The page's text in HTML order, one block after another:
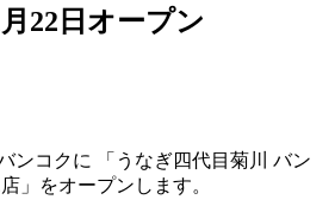
22日オープン
ンコクに 「うなぎ四代目菊川 バン
」をオープンします。